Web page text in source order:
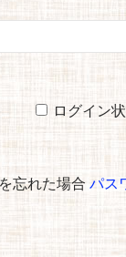
ログイン
忘れた場合 パス